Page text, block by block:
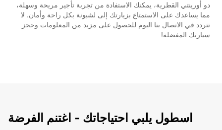
دو أورينتي القطرية، يمكنك الاستفادة من تجربة تأجير مريحة وسهلة،
مما يساعدك على الاستمتاع بزيارتك إلى لشبونة بكل راحة وأمان. لا
تتردد في الاتصال بنا اليوم للحصول على مزيد من المعلومات وحجز
سيارتك المفضلة!
اسطول يلبي احتياجاتك - اغتنم الفرضة